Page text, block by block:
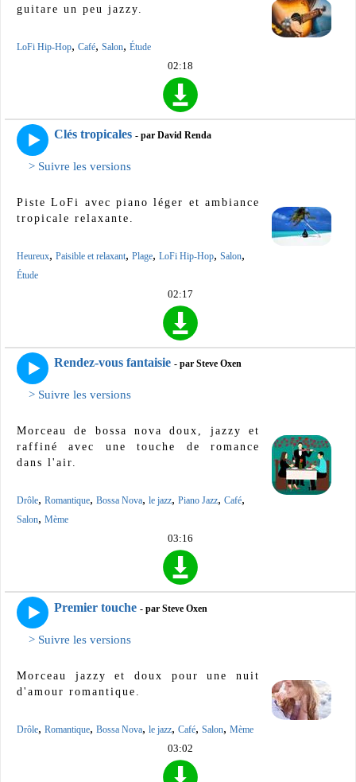
guitare un peu jazzy.
LoFi Hip-Hop, Café, Salon, Étude
02:18
Clés tropicales - par David Renda
> Suivre les versions
Piste LoFi avec piano léger et ambiance
tropicale relaxante.
Heureux, Paisible et relaxant, Plage, LoFi Hip-Hop, Salon,
Étude
02:17
Rendez-vous fantaisie - par Steve Oxen
> Suivre les versions
Morceau de bossa nova doux, jazzy et
raffiné avec une touche de romance
dans l'air.
Drôle, Romantique, Bossa Nova, le jazz, Piano Jazz, Café,
Salon, Mème
03:16
Premier touche - par Steve Oxen
> Suivre les versions
Morceau jazzy et doux pour une nuit
d'amour romantique.
Drôle, Romantique, Bossa Nova, le jazz, Café, Salon, Mème
03:02